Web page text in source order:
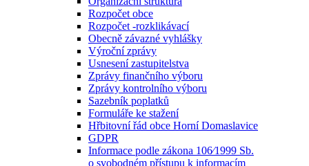
Rozpočet obce
Rozpočet -rozklikávací
Obecně závazné vyhlášky
Výroční zprávy
Usnesení zastupitelstva
Zprávy finančního výboru
Zprávy kontrolního výboru
Sazebník poplatků
Formuláře ke stažení
Hřbitovní řád obce Horní Domaslavice
GDPR
Informace podle zákona 106⁄1999 Sb.
o svobodném přístupu k informacím